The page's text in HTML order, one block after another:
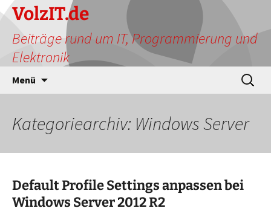
Zum
Inhalt
springen
VolzIT.de
Beiträge rund um IT, Programmierung und
Elektronik
Menü
Suchen
nach:
Kategoriearchiv: Windows Server
Default Profile Settings anpassen bei
Windows Server 2012 R2